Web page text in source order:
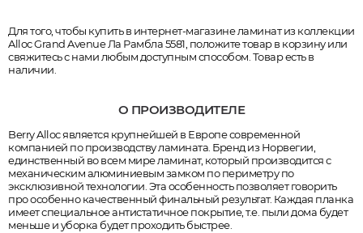
Для того, чтобы купить в интернет-магазине ламинат из коллекции
Alloc Grand Avenue Ла Рамбла 5581, положите товар в корзину или
свяжитесь с нами любым доступным способом. Товар есть в
наличии.
О ПРОИЗВОДИТЕЛЕ
Berry Alloc является крупнейшей в Европе современной
компанией по производству ламината. Бренд из Норвегии,
единственный во всем мире ламинат, который производится с
механическим алюминиевым замком по периметру по
эксклюзивной технологии. Эта особенность позволяет говорить
про особенно качественный финальный результат. Каждая планка
имеет специальное антистатичное покрытие, т.е. пыли дома будет
меньше и уборка будет проходить быстрее.